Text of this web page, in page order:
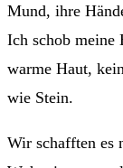
Mund, ihre
Ich schob meine
warme Haut,
wie Stein.
Wir schafften es